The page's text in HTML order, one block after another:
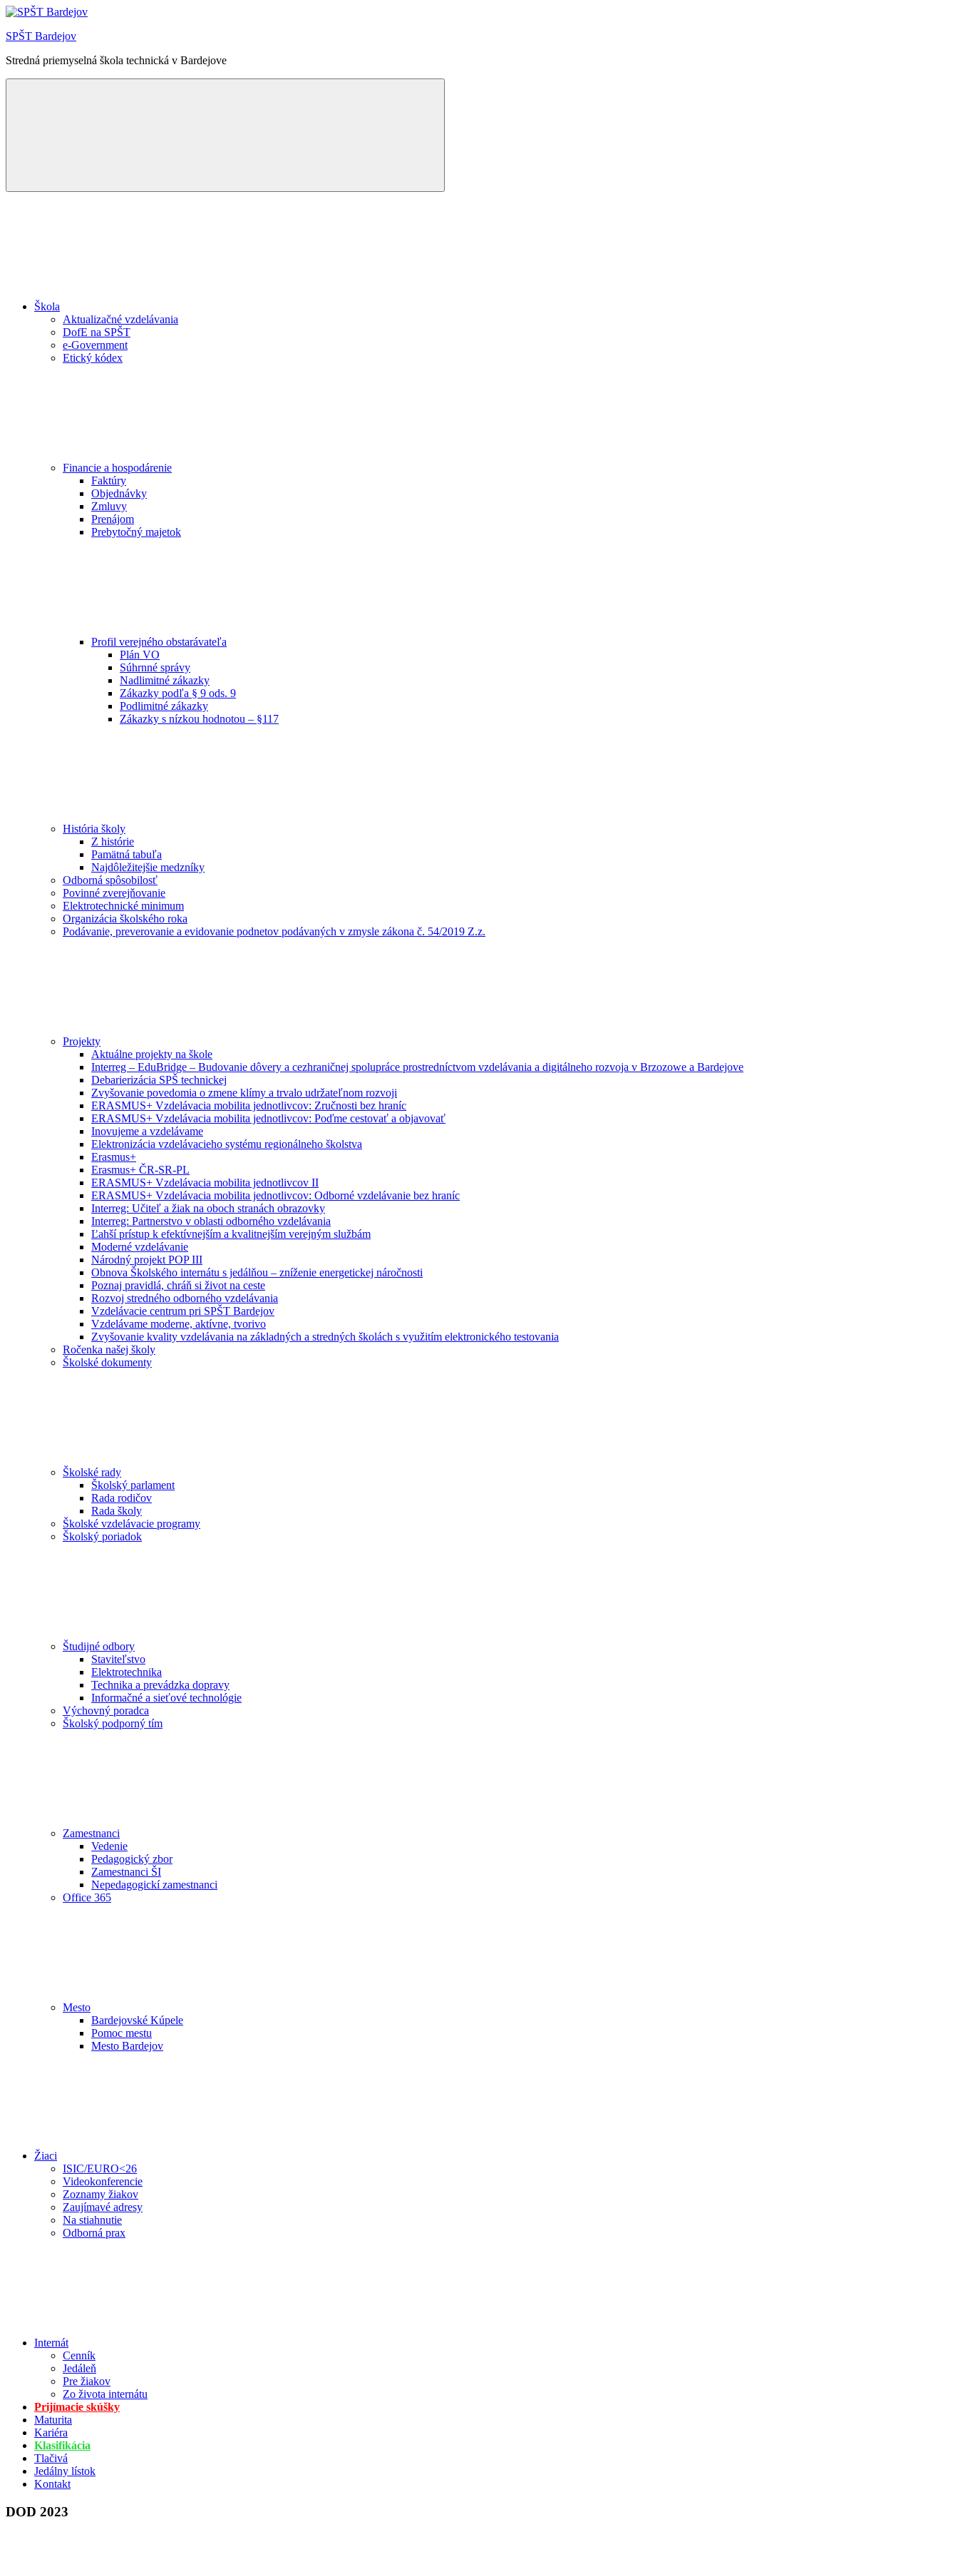
Skip
content
SPŠT Bardejov
Stredná priemyselná škola technická v Bardejove
Menu
Škola
Aktualizačné vzdelávania
DofE na SPŠT
e-Government
Etický kódex
Financie a hospodárenie
Faktúry
Objednávky
Zmluvy
Prenájom
Prebytočný majetok
Profil verejného obstarávateľa
Plán VO
Súhrnné správy
Nadlimitné zákazky
Zákazky podľa § 9 ods. 9
Podlimitné zákazky
Zákazky s nízkou hodnotou – §117
História školy
Z histórie
Pamätná tabuľa
Najdôležitejšie medzníky
Odborná spôsobilosť
Povinné zverejňovanie
Elektrotechnické minimum
Organizácia školského roka
Podávanie, preverovanie a evidovanie podnetov podávaných v zmysle zákona č. 54/2019 Z.z.
Projekty
Aktuálne projekty na škole
Interreg – EduBridge – Budovanie dôvery a cezhraničnej spolupráce prostredníctvom vzdelávania a digitálneho rozvoja v Brzozowe a Bardejove
Debarierizácia SPŠ technickej
Zvyšovanie povedomia o zmene klímy a trvalo udržateľnom rozvoji
ERASMUS+ Vzdelávacia mobilita jednotlivcov: Zručnosti bez hraníc
ERASMUS+ Vzdelávacia mobilita jednotlivcov: Poďme cestovať a objavovať
Inovujeme a vzdelávame
Elektronizácia vzdelávacieho systému regionálneho školstva
Erasmus+
Erasmus+ ČR-SR-PL
ERASMUS+ Vzdelávacia mobilita jednotlivcov II
ERASMUS+ Vzdelávacia mobilita jednotlivcov: Odborné vzdelávanie bez hraníc
Interreg: Učiteľ a žiak na oboch stranách obrazovky
Interreg: Partnerstvo v oblasti odborného vzdelávania
Ľahší prístup k efektívnejším a kvalitnejším verejným službám
Moderné vzdelávanie
Národný projekt POP III
Obnova Školského internátu s jedálňou – zníženie energetickej náročnosti
Poznaj pravidlá, chráň si život na ceste
Rozvoj stredného odborného vzdelávania
Vzdelávacie centrum pri SPŠT Bardejov
Vzdelávame moderne, aktívne, tvorivo
Zvyšovanie kvality vzdelávania na základných a stredných školách s využitím elektronického testovania
Ročenka našej školy
Školské dokumenty
Školské rady
Školský parlament
Rada rodičov
Rada školy
Školské vzdelávacie programy
Školský poriadok
Študijné odbory
Staviteľstvo
Elektrotechnika
Technika a prevádzka dopravy
Informačné a sieťové technológie
Výchovný poradca
Školský podporný tím
Zamestnanci
Vedenie
Pedagogický zbor
Zamestnanci ŠI
Nepedagogickí zamestnanci
Office 365
Mesto
Bardejovské Kúpele
Pomoc mestu
Mesto Bardejov
Žiaci
ISIC/EURO<26
Videokonferencie
Zoznamy žiakov
Zaujímavé adresy
Na stiahnutie
Odborná prax
Internát
Cenník
Jedáleň
Pre žiakov
Zo života internátu
Prijímacie skúšky
Maturita
Kariéra
Klasifikácia
Tlačivá
Jedálny lístok
Kontakt
DOD 2023